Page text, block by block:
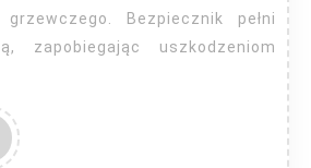
KW? Bezpiecznik pełni
zapobiegając uszkodzeniom